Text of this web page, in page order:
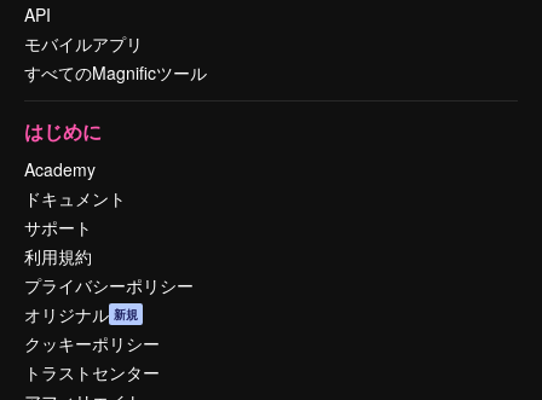
API
モバイルアプリ
すべてのMagnificツール
はじめに
Academy
ドキュメント
サポート
利用規約
プライバシーポリシー
オリジナル 新規
クッキーポリシー
トラストセンター